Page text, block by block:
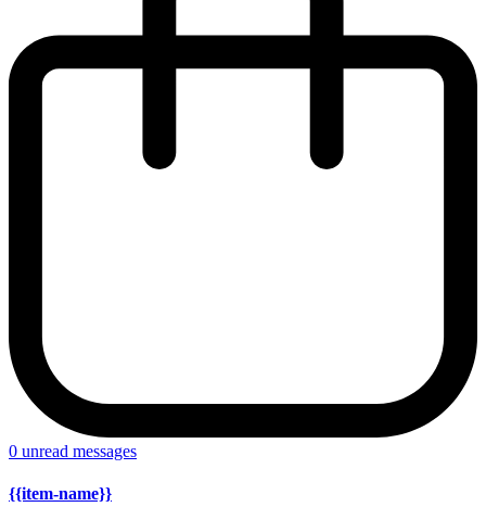
0 unread messages
{{item-name}}